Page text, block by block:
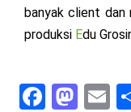
banyak client dan
produksi Edu
Fa M
E